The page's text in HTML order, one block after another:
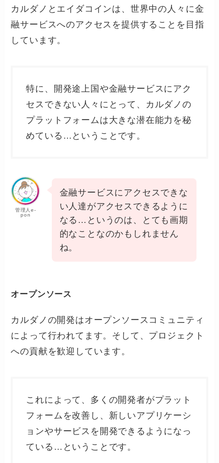
カルダノとエイダコインは、世界中の人々に金
融サービスへのアクセスを提供することを目指
しています。
特に、開発途上国や金融サービスにアク
セスできない人々にとって、カルダノの
プラットフォームは大きな潜在能力を秘
めている…ということです。
管理人e-
pon
金融サービスにアクセスできな
い人達がアクセスできるように
なる…というのは、とても画期
的なことなのかもしれません
ね。
オープンソース
カルダノの開発はオープンソースコミュニティ
によって行われてます。そして、プロジェクト
への貢献を歓迎しています。
これによって、多くの開発者がプラット
フォームを改善し、新しいアプリケーシ
ョンやサービスを開発できるようになっ
ている…ということです。